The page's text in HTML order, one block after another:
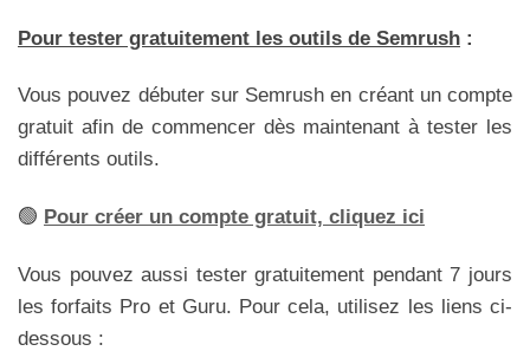
Pour tester gratuitement les outils de Semrush :
Vous pouvez débuter sur Semrush en créant un compte
gratuit afin de commencer dès maintenant à tester les
différents outils.
🟢 Pour créer un compte gratuit, cliquez ici
Vous pouvez aussi tester gratuitement pendant 7 jours
les forfaits Pro et Guru. Pour cela, utilisez les liens ci-
dessous :